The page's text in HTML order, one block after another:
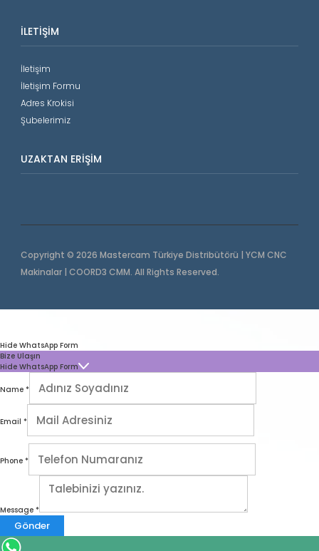
İLETIŞIM
İletişim
İletişim Formu
Adres Krokisi
Şubelerimiz
UZAKTAN ERIŞIM
Copyright © 2026 Mastercam Türkiye Distribütörü | YCM CNC
Makinalar | COORD3 CMM. All Rights Reserved.
Hide WhatsApp Form
Bize Ulaşın
Hide WhatsApp Form
Name *
Email *
Phone *
Message *
Gönder